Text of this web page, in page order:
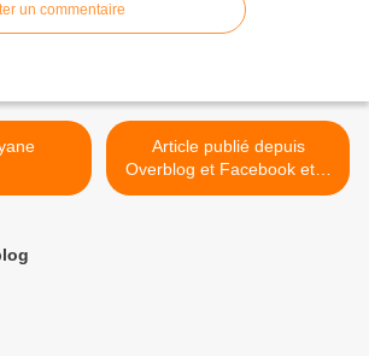
un commentaire
Article publié depuis
Overblog et Facebook et X
(Twitter) >